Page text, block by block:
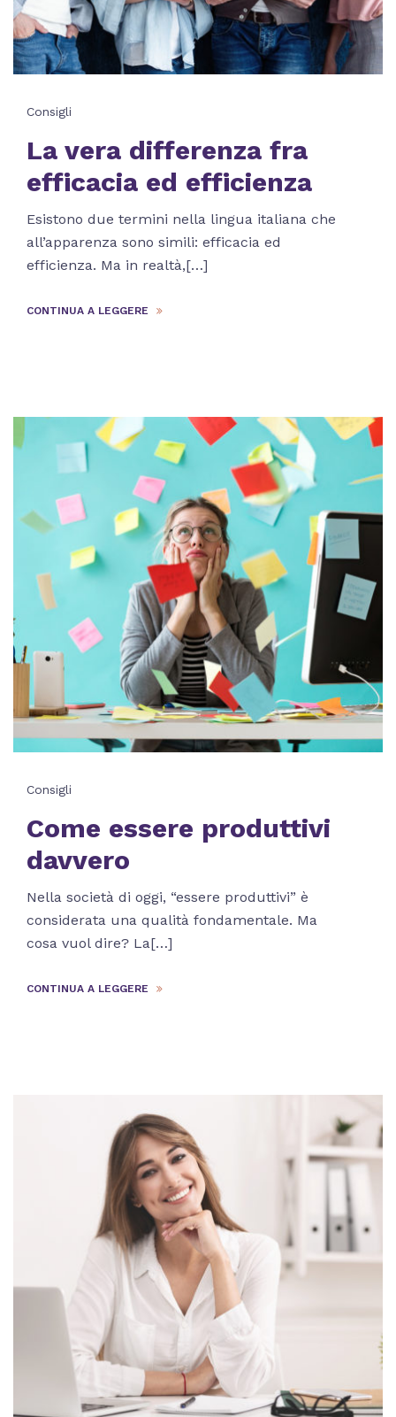
Consigli
La vera differenza fra
efficacia ed efficienza
Esistono due termini nella lingua italiana che
all’apparenza sono simili: efficacia ed
efficienza. Ma in realtà,[…]
CONTINUA A LEGGERE
Consigli
Come essere produttivi
davvero
Nella società di oggi, “essere produttivi” è
considerata una qualità fondamentale. Ma
cosa vuol dire? La[…]
CONTINUA A LEGGERE